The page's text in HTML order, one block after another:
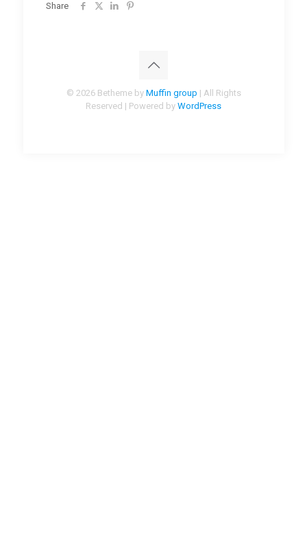
Share
© 2026 Betheme by Muffin group | All Rights
Reserved | Powered by WordPress